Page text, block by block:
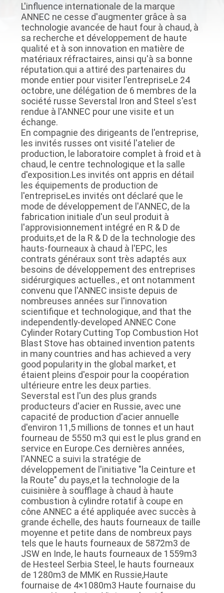
CONTRÔLE
QUALITÉ
NOUS
CONTACTER
NOUVELLES
LES
AFFAIRES
PLAN
SITE
POLITIQUE
CONFIDENTIALITÉ
L'influence internationale de la marque
ANNEC ne cesse d'augmenter grâce à sa
technologie avancée de haut four à chaud, à
sa recherche et développement de haute
qualité et à son innovation en matière de
matériaux réfractaires, ainsi qu'à sa bonne
réputation.qui a attiré des partenaires du
monde entier pour visiter l'entrepriseLe 24
octobre, une délégation de 6 membres de la
société russe Severstal Iron and Steel s'est
rendue à l'ANNEC pour une visite et un
échange.
En compagnie des dirigeants de l'entreprise,
les invités russes ont visité l'atelier de
production, le laboratoire complet à froid et à
chaud, le centre technologique et la salle
d'exposition.Les invités ont appris en détail
les équipements de production de
l'entrepriseLes invités ont déclaré que le
mode de développement de l'ANNEC, de la
fabrication initiale d'un seul produit à
l'approvisionnement intégré en R & D de
produits,et de la R & D de la technologie des
hauts-fourneaux à chaud à l'EPC, les
contrats généraux sont très adaptés aux
besoins de développement des entreprises
sidérurgiques actuelles., et ont notamment
convenu que l'ANNEC insiste depuis de
nombreuses années sur l'innovation
scientifique et technologique, and that the
independently-developed ANNEC Cone
Cylinder Rotary Cutting Top Combustion Hot
Blast Stove has obtained invention patents
in many countries and has achieved a very
good popularity in the global market, et
étaient pleins d'espoir pour la coopération
ultérieure entre les deux parties.
Severstal est l'un des plus grands
producteurs d'acier en Russie, avec une
capacité de production d'acier annuelle
d'environ 11,5 millions de tonnes et un haut
fourneau de 5550 m3 qui est le plus grand en
service en Europe.Ces dernières années,
l'ANNEC a suivi la stratégie de
développement de l'initiative "la Ceinture et
la Route" du pays,et la technologie de la
cuisinière à soufflage à chaud à haute
combustion à cylindre rotatif à coupe en
cône ANNEC a été appliquée avec succès à
grande échelle, des hauts fourneaux de taille
moyenne et petite dans de nombreux pays
tels que le hauts fourneaux de 5872m3 de
JSW en Inde, le hauts fourneaux de 1559m3
de Hesteel Serbia Steel, le hauts fourneaux
de 1280m3 de MMK en Russie,Haute
fournaise de 4×1080m3 Haute fournaise du